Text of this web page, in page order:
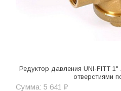
Редуктор давления UNI-FITT
отверстиями
Сумма: 5 641 ₽